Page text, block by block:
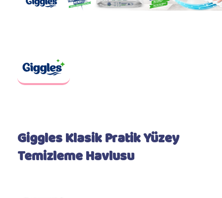
Giggles Klasik Pratik Yüzey
Temizleme Havlusu